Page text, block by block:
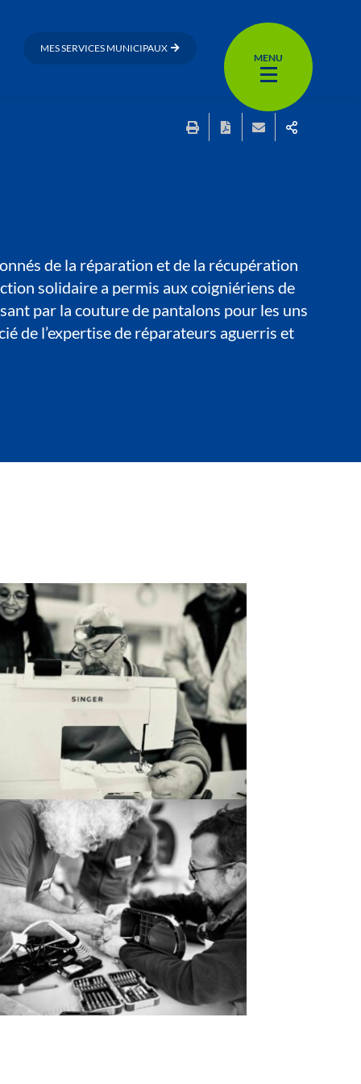
MES SERVICES MUNICIPAUX
MENU
de la réparation et de la récupération
solidaire a permis aux coigniériens de
par la couture de pantalons pour les uns
de l’expertise de réparateurs aguerris et